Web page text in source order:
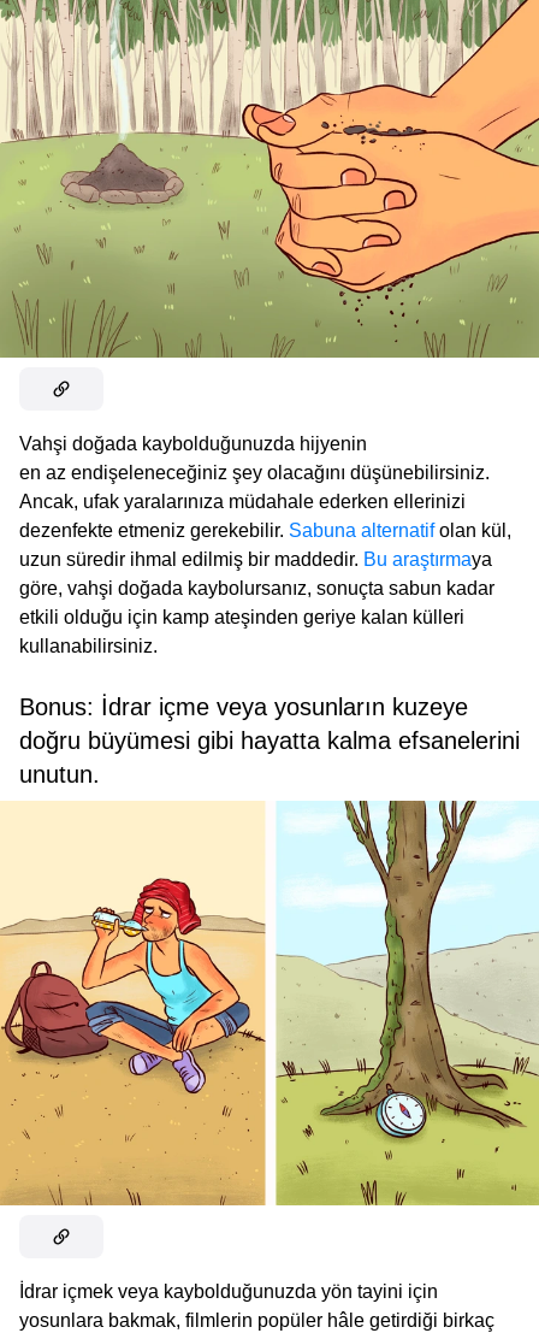
Vahşi doğada kaybolduğunuzda hijyenin
en az endişeleneceğiniz şey olacağını düşünebilirsiniz.
Ancak, ufak yaralarınıza müdahale ederken ellerinizi
dezenfekte etmeniz gerekebilir. Sabuna alternatifolan kül,
uzun süredir ihmal edilmiş bir maddedir. Bu araştırmaya
göre, vahşi doğada kaybolursanız, sonuçta sabun kadar
etkili olduğu için kamp ateşinden geriye kalan külleri
kullanabilirsiniz.
Bonus: İdrar içme veya yosunların kuzeye
doğru büyümesi gibi hayatta kalma efsanelerini
unutun.
İdrar içmek veya kaybolduğunuzda yön tayini için
yosunlara bakmak, filmlerin popüler hâle getirdiği birkaç